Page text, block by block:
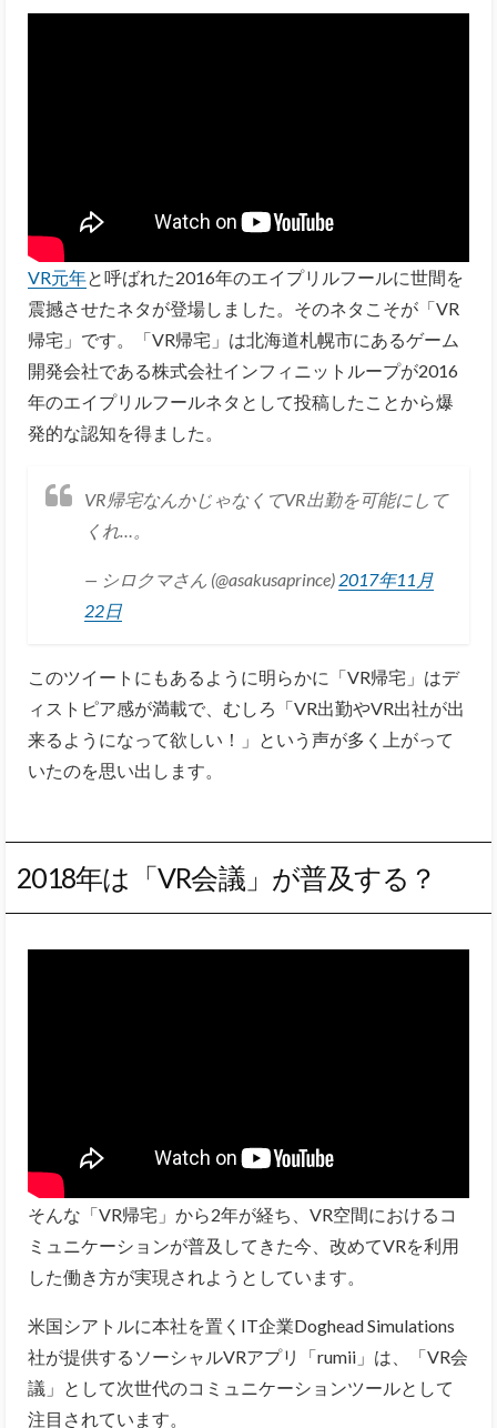
VR元年と呼ばれた2016年のエイプリルフールに世間を
震撼させたネタが登場しました。そのネタこそが「VR
帰宅」です。「VR帰宅」は北海道札幌市にあるゲーム
開発会社である株式会社インフィニットループが2016
年のエイプリルフールネタとして投稿したことから爆
発的な認知を得ました。
VR帰宅なんかじゃなくてVR出勤を可能にして
くれ…。
— シロクマさん (@asakusaprince) 2017年11月
22日
このツイートにもあるように明らかに「VR帰宅」はデ
ィストピア感が満載で、むしろ「VR出勤やVR出社が出
来るようになって欲しい！」という声が多く上がって
いたのを思い出します。
2018年は「VR会議」が普及する？
そんな「VR帰宅」から2年が経ち、VR空間におけるコ
ミュニケーションが普及してきた今、改めてVRを利用
した働き方が実現されようとしています。
米国シアトルに本社を置くIT企業Doghead Simulations
社が提供するソーシャルVRアプリ「rumii」は、「VR会
議」として次世代のコミュニケーションツールとして
注目されています。